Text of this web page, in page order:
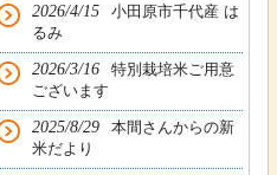
2026/4/15
小田原市千代産 は
るみ
2026/3/16
特別栽培米ご用意
ございます
2025/8/29
本間さんからの新
米だより